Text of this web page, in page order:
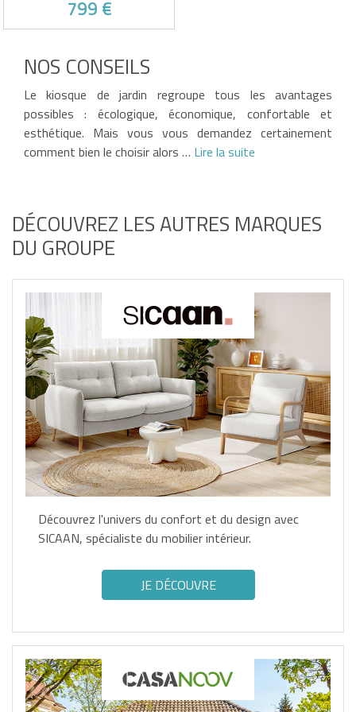
799 €
Dimensions: 300x300x251cm
(LxPxH)
7016
Toit : Polycarbonate - gris
semi transparent
Accessoires et visserie
spécifique inclus
Victime de son succès !
NOS CONSEILS
Le kiosque de jardin regroupe tous les avantages
possibles : écologique, économique, confortable et
esthétique. Mais vous vous demandez certainement
comment bien le choisir alors … Lire la suite
DÉCOUVREZ LES AUTRES MARQUES
DU GROUPE
Découvrez l'univers du confort et du design avec
SICAAN, spécialiste du mobilier intérieur.
JE DÉCOUVRE